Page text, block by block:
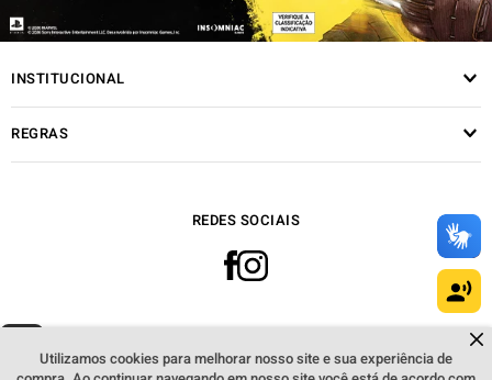
Fale comigo
clicando aqui
Utilizamos cookies para melhorar nosso site e sua experiência de
INSTITUCIONAL
REGRAS
REDES SOCIAIS